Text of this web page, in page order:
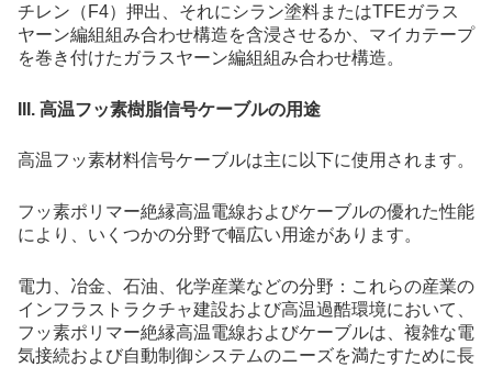
チレン（F4）押出、それにシラン塗料またはTFEガラス
ヤーン編組組み合わせ構造を含浸させるか、マイカテープ
を巻き付けたガラスヤーン編組組み合わせ構造。
III. 高温フッ素樹脂信号ケーブルの用途
高温フッ素材料信号ケーブルは主に以下に使用されます。
フッ素ポリマー絶縁高温電線およびケーブルの優れた性能
により、いくつかの分野で幅広い用途があります。
電力、冶金、石油、化学産業などの分野：これらの産業の
インフラストラクチャ建設および高温過酷環境において、
フッ素ポリマー絶縁高温電線およびケーブルは、複雑な電
気接続および自動制御システムのニーズを満たすために長